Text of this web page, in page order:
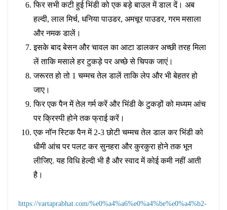
फिर सभी कटी हुई भिंडी को एक बड़े बाउल में डाल दें। अब
हल्दी, लाल मिर्च, धनिया पाउडर, अमचूर पाउडर, गरम मसाला
और नमक डालें।
इसके बाद बेसन और चावल का आटा डालकर अच्छी तरह मिला
लें ताकि मसाले हर टुकड़े पर अच्छे से चिपक जाएं।
जरूरत हो तो 1 चम्मच तेल डालें ताकि लेप और भी बेहतर हो
जाए।
फिर एक पैन में तेल गर्म करें और भिंडी के टुकड़ों को मध्यम आंच
पर क्रिस्पी होने तक फ्राई करें।
एक नॉन स्टिक पैन में 2-3 छोटी चम्मच तेल डाल कर भिंडी को
धीमी आंच पर पलट कर सुनहरा और कुरकुरा होने तक भून
लीजिए. यह विधि हेल्दी भी है और स्वाद में कोई कमी नहीं आती
है।
https://vartaprabhat.com/%e0%a4%a6%e0%a4%be%e0%a4%b2-